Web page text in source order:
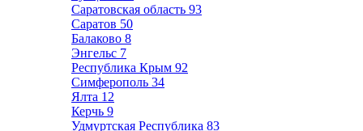
Саратовская область 93
Саратов 50
Балаково 8
Энгельс 7
Республика Крым 92
Симферополь 34
Ялта 12
Керчь 9
Удмуртская Республика 83